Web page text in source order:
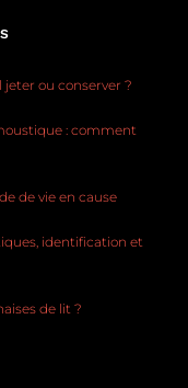
ou conserver ?
: comment
de vie en cause
identification et
de lit ?